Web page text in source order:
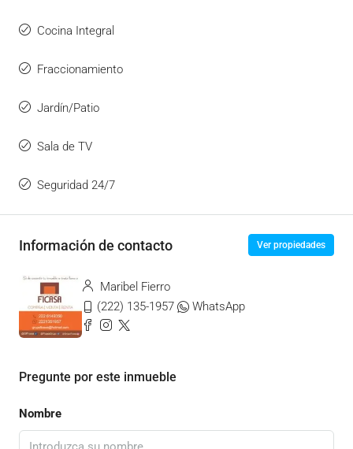
Cocina Integral
Fraccionamiento
Jardín/Patio
Sala de TV
Seguridad 24/7
Información de contacto Ver propiedades
Maribel Fierro
(222) 135-1957
WhatsApp
Pregunte por este inmueble
Nombre